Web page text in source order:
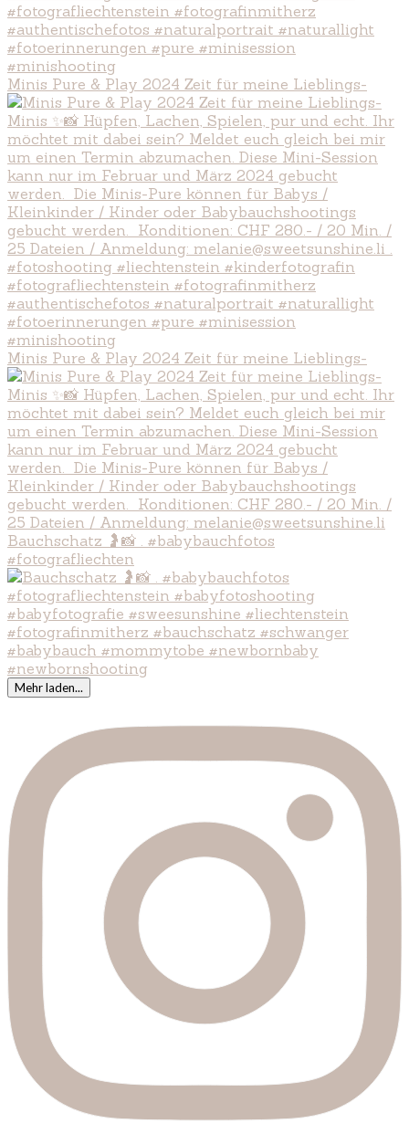
Minis Pure & Play 2024 Zeit für meine Lieblings-
Minis Pure & Play 2024 Zeit für meine Lieblings-
Bauchschatz 🤰📸 . #babybauchfotos
#fotografliechten
Mehr laden...